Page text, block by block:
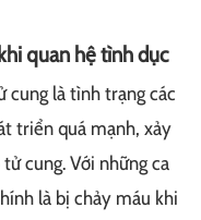
quan hệ tình dục
cung là tình trạng các
triển quá mạnh, xảy
cung. Với những ca
là bị chảy máu khi